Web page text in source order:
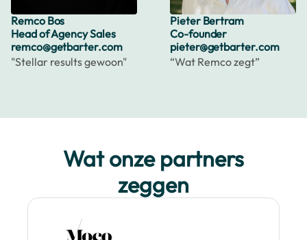
Remco Bos
Head of Agency Sales
remco@getbarter.com
"Stellar results gewoon"
Pieter Bertram
Co-founder
pieter@getbarter.com
“Wat Remco zegt”
Wat onze partners
zeggen